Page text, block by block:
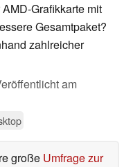
Grafikkarte mit
Gesamtpaket?
zahlreicher
am
große Umfrage zur